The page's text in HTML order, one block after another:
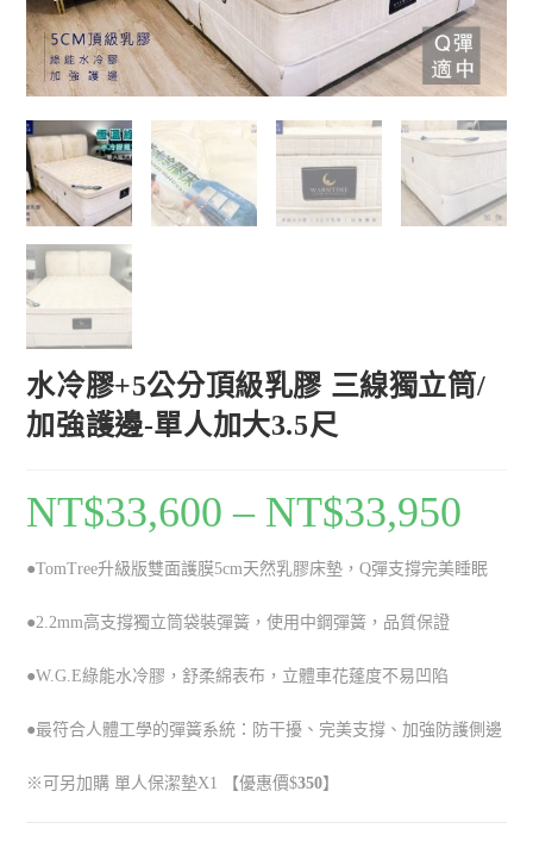
水冷膠+5公分頂級乳膠 三線獨立筒/
加強護邊-單人加大3.5尺
NT$33,600 – NT$33,950
●TomTree升級版雙面護膜5cm天然乳膠床墊 ，Q彈支撐完美睡眠
●2.2mm高支撐獨立筒袋裝彈簧 ，使用中鋼 彈簧 ， 品質保證
●W.G.E綠能水冷膠 ，舒柔綿表布，立體車花蓬度不易凹陷
●最符合人體工學的彈簧系統：防干擾、完美支撐 、加強防護側邊
※可另加購 單人保潔墊X1 【優惠價$350】